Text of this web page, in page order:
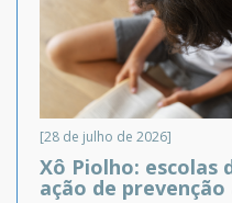
[28 de julho de 2026]
Xô Piolho: escolas
ação de prevenção